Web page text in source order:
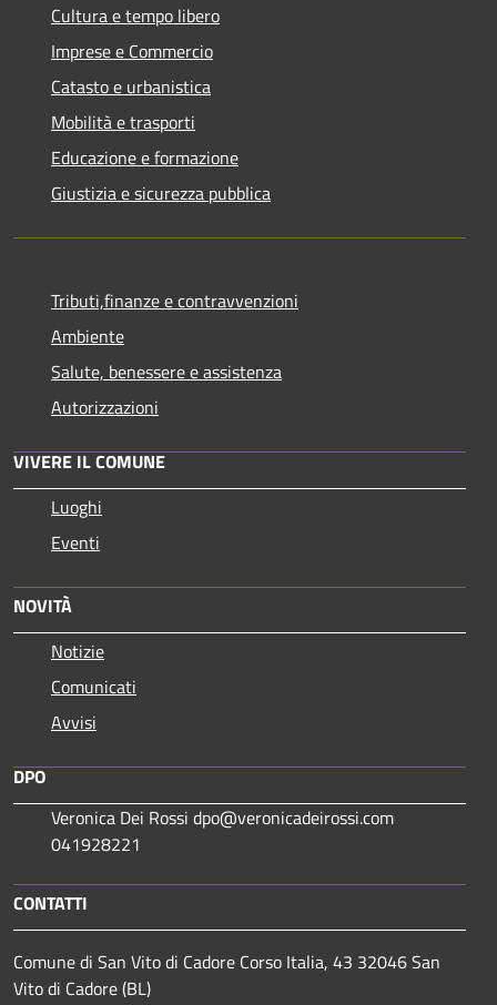
Cultura e tempo libero
Imprese e Commercio
Catasto e urbanistica
Mobilità e trasporti
Educazione e formazione
Giustizia e sicurezza pubblica
Tributi,finanze e contravvenzioni
Ambiente
Salute, benessere e assistenza
Autorizzazioni
VIVERE IL COMUNE
Luoghi
Eventi
NOVITÀ
Notizie
Comunicati
Avvisi
DPO
Veronica Dei Rossi dpo@veronicadeirossi.com
041928221
CONTATTI
Comune di San Vito di Cadore Corso Italia, 43 32046 San
Vito di Cadore (BL)